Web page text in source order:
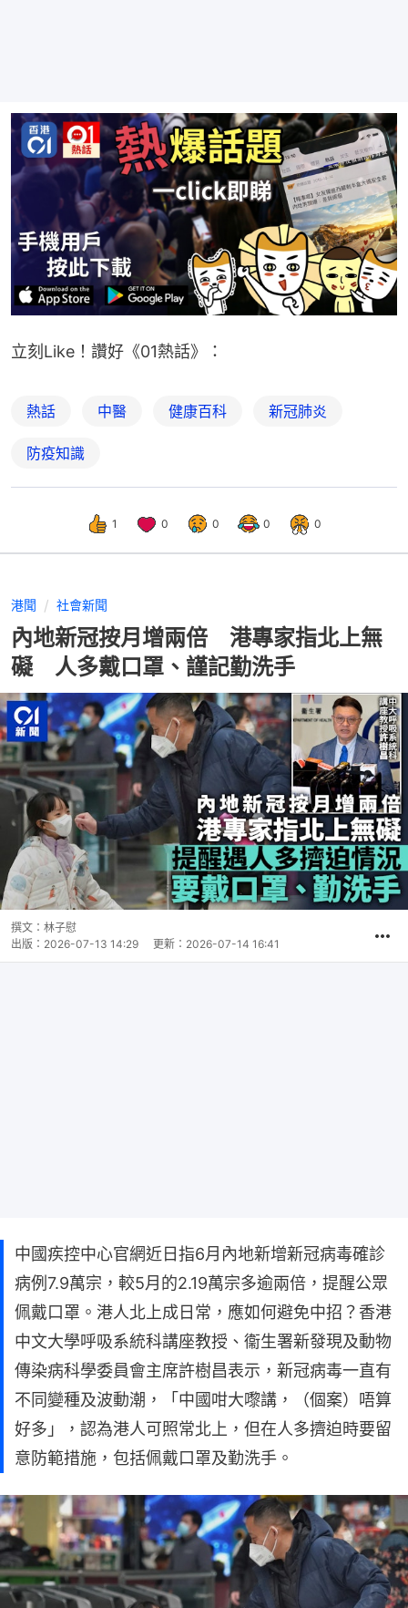
立刻Like！讚好《01熱話》：
熱話 中醫 健康百科 新冠肺炎
防疫知識
1 0 0 0 0
港聞 社會新聞
內地新冠按月增兩倍 港專家指北上無
礙 人多戴口罩、謹記勤洗手
撰文： 林子慰
出版： 2026-07-13 14:29 更新： 2026-07-14 16:41
中國疾控中心官網近日指6月內地新增新冠病毒確診
病例7.9萬宗，較5月的2.19萬宗多逾兩倍，提醒公眾
佩戴口罩。港人北上成日常，應如何避免中招？香港
中文大學呼吸系統科講座教授、衞生署新發現及動物
傳染病科學委員會主席許樹昌表示，新冠病毒一直有
不同變種及波動潮，「中國咁大嚟講，（個案）唔算
好多」，認為港人可照常北上，但在人多擠迫時要留
意防範措施，包括佩戴口罩及勤洗手。